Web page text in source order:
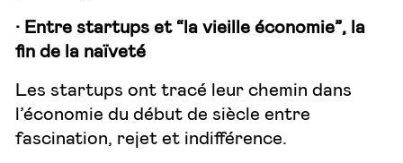
· Entre startups et “la vieille économie”, la
fin de la naïveté
Les startups ont tracé leur chemin dans
l’économie du début de siècle entre
fascination, rejet et indifférence.